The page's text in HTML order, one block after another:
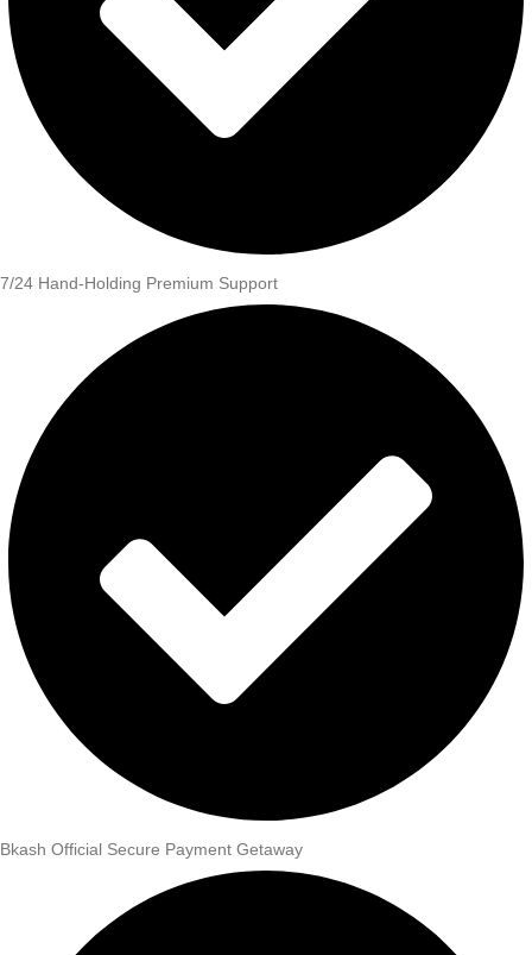
7/24 Hand-Holding Premium Support
Bkash Official Secure Payment Getaway